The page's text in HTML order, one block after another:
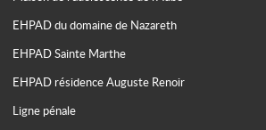
EHPAD du domaine de Nazareth
EHPAD Sainte Marthe
EHPAD résidence Auguste Renoir
Ligne pénale